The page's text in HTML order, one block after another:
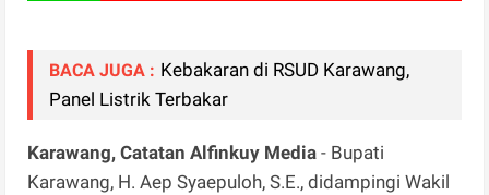
BACA JUGA : Kebakaran di RSUD Karawang,
Panel Listrik Terbakar
Karawang, Catatan Alfinkuy Media - Bupati
Karawang, H. Aep Syaepuloh, S.E., didampingi Wakil